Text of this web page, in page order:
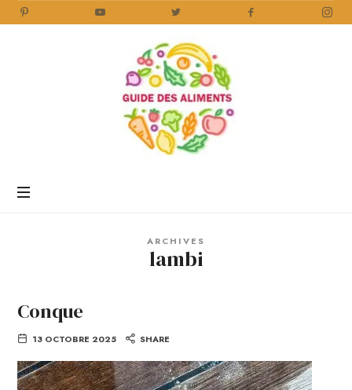
Aliments
ARCHIVES
lambi
Conque
13 OCTOBRE 2025 SHARE